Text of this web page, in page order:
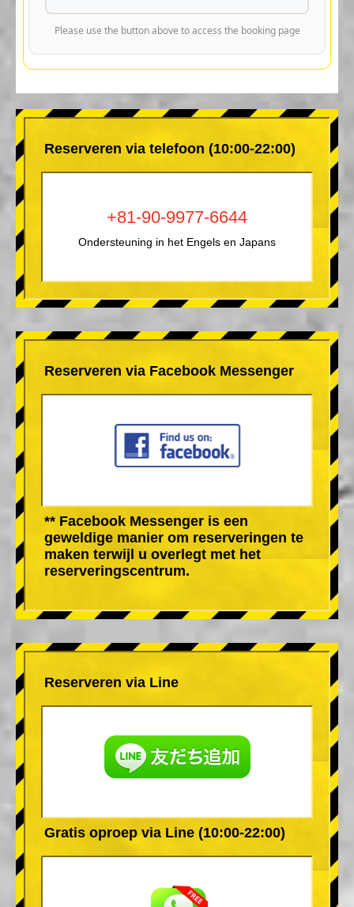
Please use the button above to access the booking page
Reserveren via telefoon (10:00-22:00)
+81-90-9977-6644
Ondersteuning in het Engels en Japans
Reserveren via Facebook Messenger
** Facebook Messenger is een
geweldige manier om reserveringen te
maken terwijl u overlegt met het
reserveringscentrum.
Reserveren via Line
Gratis oproep via Line (10:00-22:00)